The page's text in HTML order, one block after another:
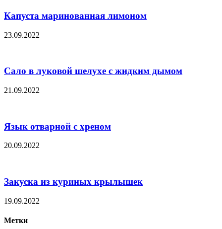
Капуста маринованная лимоном
23.09.2022
Сало в луковой шелухе с жидким дымом
21.09.2022
Язык отварной с хреном
20.09.2022
Закуска из куриных крылышек
19.09.2022
Метки